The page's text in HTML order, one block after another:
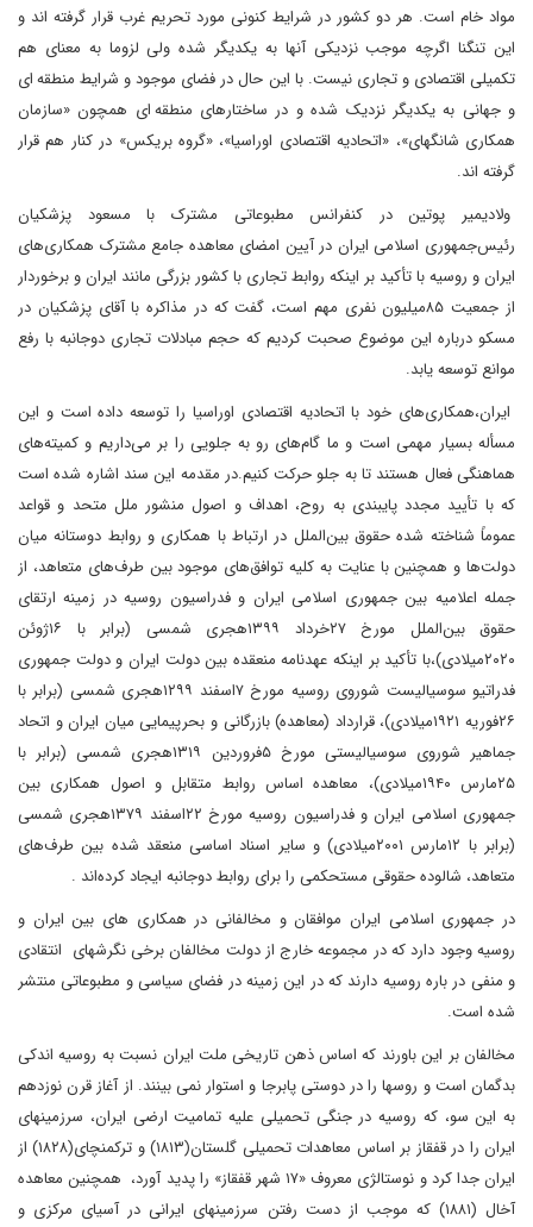
مواد خام است. هر دو کشور در شرایط کنونی مورد تحریم غرب قرار گرفته اند و
این تنگنا اگرچه موجب نزدیکی آنها به یکدیگر شده ولی لزوما به معنای هم
تکمیلی اقتصادی و تجاری نیست. با این حال در فضای موجود و شرایط منطقه ای
و جهانی به یکدیگر نزدیک شده و در ساختارهای منطقه ای همچون «سازمان
همکاری شانگهای»، «اتحادیه اقتصادی اوراسیا»، «گروه بریکس» در کنار هم قرار
گرفته اند.
ولادیمیر پوتین در کنفرانس مطبوعاتی مشترک با مسعود پزشکیان
رئیس‌جمهوری اسلامی ایران در آیین امضای معاهده جامع مشترک همکاری‌های
ایران و روسیه با تأکید بر اینکه روابط تجاری با کشور بزرگی مانند ایران و برخوردار
از جمعیت ۸۵میلیون نفری مهم است، گفت که در مذاکره با آقای پزشکیان در
مسکو درباره این موضوع صحبت کردیم که حجم مبادلات تجاری دوجانبه با رفع
موانع توسعه یابد.
ایران،همکاری‌های خود با اتحادیه اقتصادی اوراسیا را توسعه داده است و این
مسأله بسیار مهمی است و ما گام‌های رو به جلویی را بر می‌داریم و کمیته‌های
هماهنگی فعال هستند تا به جلو حرکت کنیم.در مقدمه این سند اشاره شده است
که با تأیید مجدد پایبندی به روح، اهداف و اصول منشور ملل متحد و قواعد
عموماً شناخته شده حقوق بین‌الملل در ارتباط با همکاری و روابط دوستانه میان
دولت‌ها و همچنین با عنایت به کلیه توافق‌های موجود بین طرف‌های متعاهد، از
جمله اعلامیه بین جمهوری اسلامی ایران و فدراسیون روسیه در زمینه ارتقای
حقوق بین‌الملل مورخ ۲۷خرداد ۱۳۹۹هجری شمسی (برابر با ۱۶ژوئن
۲۰۲۰میلادی)،با تأکید بر اینکه عهدنامه منعقده بین دولت ایران و دولت جمهوری
فدراتیو سوسیالیست شوروی روسیه مورخ ۷اسفند ۱۲۹۹هجری شمسی (برابر با
۲۶فوریه ۱۹۲۱میلادی)، قرارداد (معاهده) بازرگانی و بحرپیمایی میان ایران و اتحاد
جماهیر شوروی ‌سوسیالیستی مورخ ۵فروردین ۱۳۱۹هجری شمسی (برابر با
۲۵مارس ۱۹۴۰میلادی)، ‌معاهده اساس روابط متقابل و اصول همکاری بین
جمهوری اسلامی ایران و فدراسیون روسیه مورخ ۲۲اسفند ۱۳۷۹هجری شمسی
(برابر با ۱۲مارس ۲۰۰۱میلادی) و سایر اسناد اساسی منعقد شده بین طرف‌های
متعاهد، شالوده حقوقی مستحکمی را برای روابط دوجانبه ایجاد کرده‌اند .
در جمهوری اسلامی ایران موافقان و مخالفانی در همکاری های بین ایران و
روسیه وجود دارد که در مجموعه خارج از دولت مخالفان برخی نگرشهای انتقادی
و منفی در باره روسیه دارند که در این زمینه در فضای سیاسی و مطبوعاتی منتشر
شده است.
مخالفان بر این باورند که اساس ذهن تاریخی ملت ایران نسبت به روسیه اندکی
بدگمان است و روسها را در دوستی پابرجا و استوار نمی بینند. از آغاز قرن نوزدهم
به این سو، که روسیه در جنگی تحمیلی علیه تمامیت ارضی ایران، سرزمینهای
ایران را در قفقاز بر اساس معاهدات تحمیلی گلستان(۱۸۱۳) و ترکمنچای(۱۸۲۸) از
ایران جدا کرد و نوستالژی معروف «۱۷ شهر قفقاز» را پدید آورد، همچنین معاهده
آخال (۱۸۸۱) که موجب از دست رفتن سرزمینهای ایرانی در آسیای مرکزی و